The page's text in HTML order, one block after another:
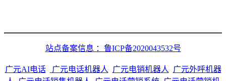
站点备案信息 ：鲁ICP备2020043532号
广元AI电话 广元电话机器人 广元电销机器人
广元外呼机器